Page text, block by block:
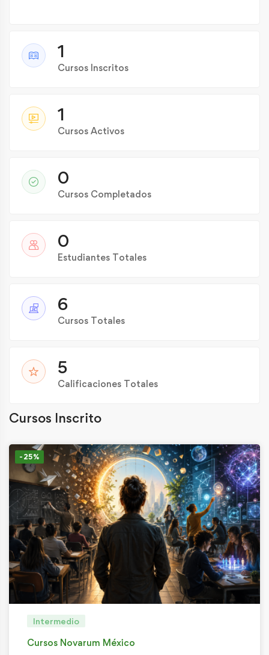
1
Cursos Inscritos
1
Cursos Activos
0
Cursos Completados
0
Estudiantes Totales
6
Cursos Totales
5
Calificaciones Totales
Cursos Inscrito
-25%
Intermedio
Cursos Novarum México